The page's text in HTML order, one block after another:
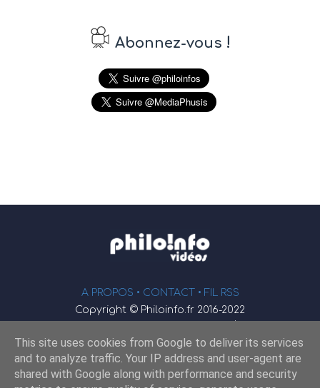
Abonnez-vous !
A PROPOS • CONTACT • FIL RSS
Copyright © Philoinfo.fr 2016-2022
φ
Webmaster : JEND
This site uses cookies from Google to deliver its services
and to analyze traffic. Your IP address and user-agent are
shared with Google along with performance and security